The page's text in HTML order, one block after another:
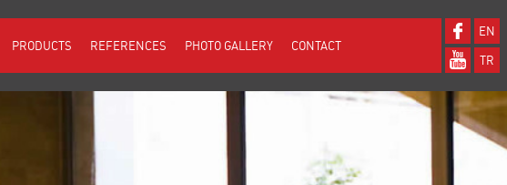
PRODUCTS REFERENCES PHOTO GALLERY CONTACT
EN
TR